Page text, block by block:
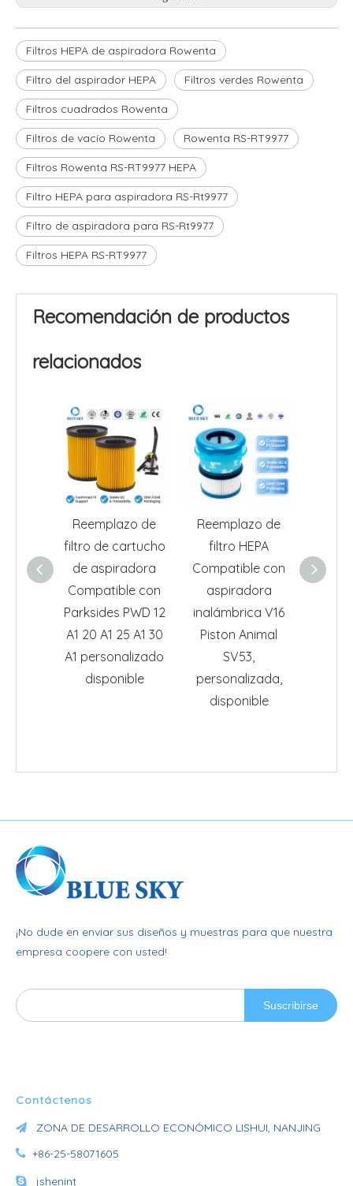
Filtros HEPA de aspiradora Rowenta
Filtro del aspirador HEPA Filtros verdes Rowenta
Filtros cuadrados Rowenta
Filtros de vacío Rowenta Rowenta RS-RT9977
Filtros Rowenta RS-RT9977 HEPA
Filtro HEPA para aspiradora RS-Rt9977
Filtro de aspiradora para RS-Rt9977
Filtros HEPA RS-RT9977
Recomendación de productos
relacionados
Reemplazo de
filtro de cartucho
de aspiradora
Compatible con
Parksides PWD 12
A1 20 A1 25 A1 30
A1 personalizado
disponible
Reemplazo de
filtro HEPA
Compatible con
aspiradora
inalámbrica V16
Piston Animal
SV53,
personalizada,
disponible
¡No dude en enviar sus diseños y muestras para que nuestra
empresa coopere con usted!
Suscribirse
Contáctenos
 ZONA DE DESARROLLO ECONÓMICO LISHUI, NANJING
 +86-25-58071605
 jshenint